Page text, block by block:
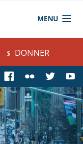
MENU
DONNER